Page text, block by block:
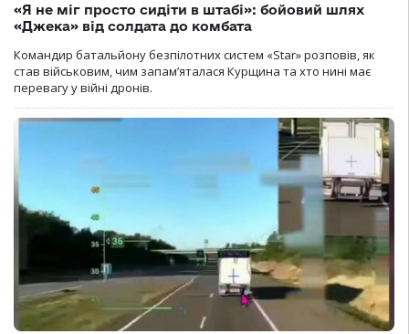
«Я не міг просто сидіти в штабі»: бойовий шлях
«Джека» від солдата до комбата
Командир батальйону безпілотних систем «Star» розповів, як
став військовим, чим запам’яталася Курщина та хто нині має
перевагу у війні дронів.